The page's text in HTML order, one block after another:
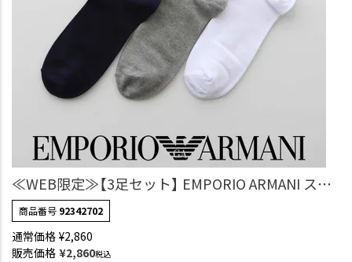
≪WEB限定≫【3足セット】 EMPORIO ARMANI スト
ライプ イーグル リブ ショート丈 (20cm) カジュア
ル ソックス メンズ 92342702
商品番号 92342702
通常価格 ¥2,860
販売価格 ¥2,860税込